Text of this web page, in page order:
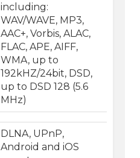
including:
WAV/WAVE, MP3,
AAC+, Vorbis, ALAC,
FLAC, APE, AIFF,
WMA, up to
192kHZ/24bit, DSD,
up to DSD 128 (5.6
MHz)
DLNA, UPnP,
Android and iOS